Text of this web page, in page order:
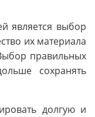
является выбор
их материала
правильных
сохранять
долгую и